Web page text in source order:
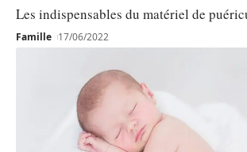
Les indispensables du matériel de
Famille 17/06/2022